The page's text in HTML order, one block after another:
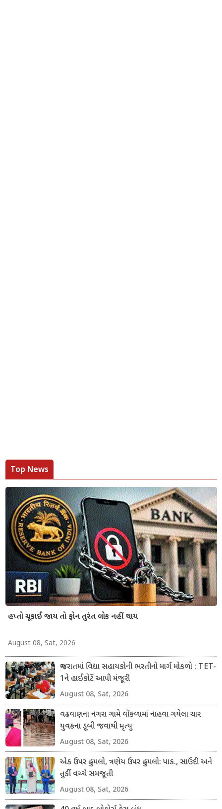
Top News
હપ્તો ચૂકાઈ જાય તો ફોન તુરંત લોક નહીં થાય
August 08, Sat, 2026
ગુજરાતમાં વિદ્યા સહાયકોની ભરતીનો માર્ગ મોકળો : TET-
1ને હાઈકોર્ટે આપી મંજૂરી
August 08, Sat, 2026
વઢવાણના નગરા ગામે વોંકળામાં નાહવા ગયેલા ચાર
યુવકના ડૂબી જવાથી મૃત્યુ
August 08, Sat, 2026
એક ઉપર હુમલો, ત્રણેય ઉપર હુમલો: પાક., સાઉદી અને
તુર્કી વચ્ચે સમજૂતી
August 08, Sat, 2026